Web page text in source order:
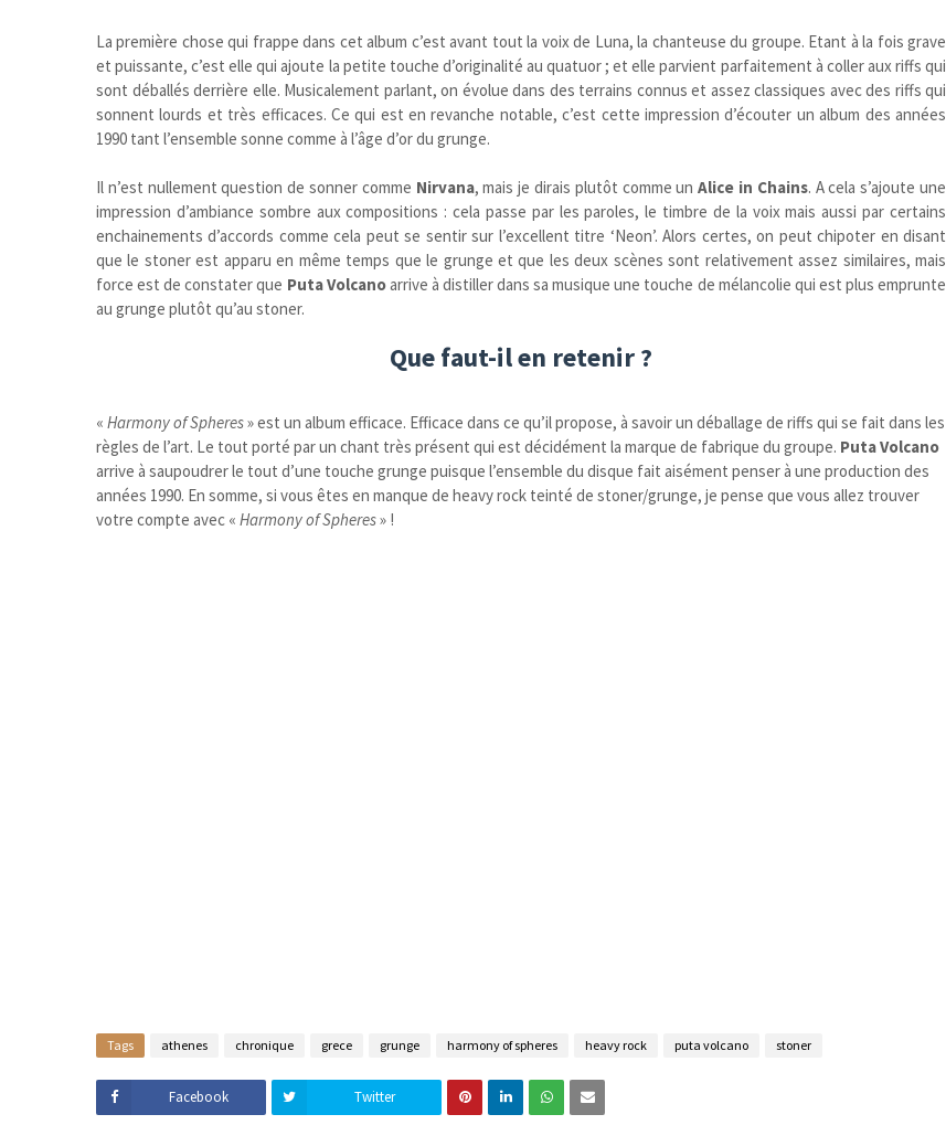
La première chose qui frappe dans cet album c’est avant tout la voix de Luna, la chanteuse du groupe. Etant à la fois grave
et puissante, c’est elle qui ajoute la petite touche d’originalité au quatuor ; et elle parvient parfaitement à coller aux riffs qui
sont déballés derrière elle. Musicalement parlant, on évolue dans des terrains connus et assez classiques avec des riffs qui
sonnent lourds et très efficaces. Ce qui est en revanche notable, c’est cette impression d’écouter un album des années
1990 tant l’ensemble sonne comme à l’âge d’or du grunge.
Il n’est nullement question de sonner comme Nirvana, mais je dirais plutôt comme unAlice in Chains. A cela s’ajoute une
impression d’ambiance sombre aux compositions : cela passe par les paroles, le timbre de la voix mais aussi par certains
enchainements d’accords comme cela peut se sentir sur l’excellent titre ‘Neon’. Alors certes, on peut chipoter en disant
que le stoner est apparu en même temps que le grunge et que les deux scènes sont relativement assez similaires, mais
force est de constater que Puta Volcanoarrive à distiller dans sa musique une touche de mélancolie qui est plus emprunte
au grunge plutôt qu’au stoner.
Que faut-il en retenir ?
« Harmony of Spheres» est un album efficace. Efficace dans ce qu’il propose, à savoir un déballage de riffs qui se fait dans les
règles de l’art. Le tout porté par un chant très présent qui est décidément la marque de fabrique du groupe. Puta Volcano
arrive à saupoudrer le tout d’une touche grunge puisque l’ensemble du disque fait aisément penser à une production des
années 1990. En somme, si vous êtes en manque de heavy rock teinté de stoner/grunge, je pense que vous allez trouver
votre compte avec « Harmony of Spheres» !
Tags athenes chronique grece grunge harmony of spheres heavy rock puta volcano stoner
Facebook Twitter